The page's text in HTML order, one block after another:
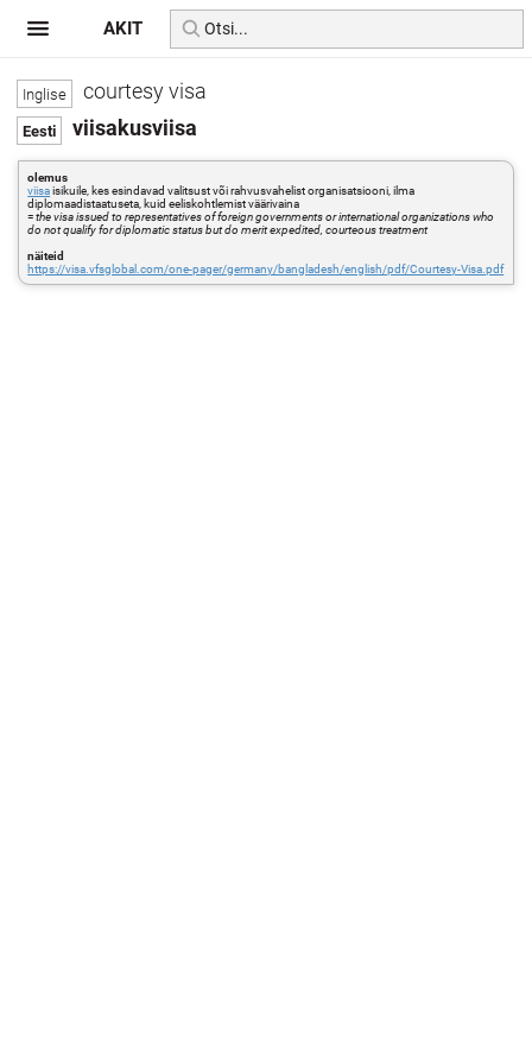
courtesy visa
viisakusviisa
olemus
viisaisikuile, kes esindavad valitsust või rahvusvahelist organisatsiooni, ilma
diplomaadistaatuseta, kuid eeliskohtlemist väärivaina
=the visa issued to representatives of foreign governments or international organizations who
do not qualify for diplomatic status but do merit expedited, courteous treatment
näiteid
https://visa.vfsglobal.com/one-pager/germany/bangladesh/english/pdf/Courtesy-Visa.pdf
AKIT